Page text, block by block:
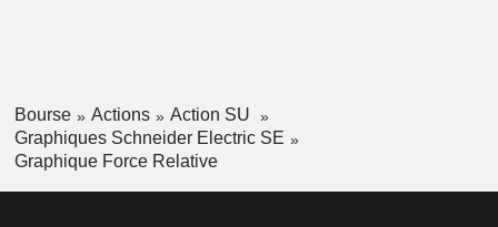
Bourse Actions
Action SU
Graphiques Schneider Electric SE
Graphique Force Relative